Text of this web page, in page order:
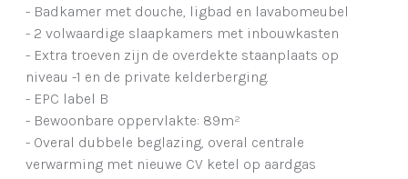
- Badkamer met douche, ligbad en lavabomeubel
- 2 volwaardige slaapkamers met inbouwkasten
- Extra troeven zijn de overdekte staanplaats op
niveau -1 en de private kelderberging.
- EPC label B
- Bewoonbare oppervlakte: 89m²
- Overal dubbele beglazing, overal centrale
verwarming met nieuwe CV ketel op aardgas